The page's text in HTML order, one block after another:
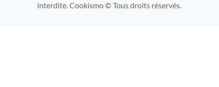
interdite. Cookismo © Tous droits réservés.